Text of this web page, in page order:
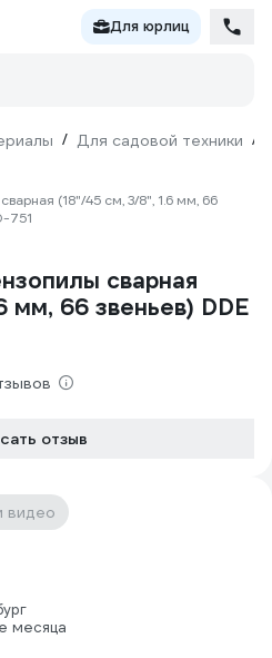
Для юрлиц
/ Для садовой техники /
(18"/45 см, 3/8", 1.6 мм, 66
751
сварная
мм, 66 звеньев) DDE
отзыв
видео
месяца